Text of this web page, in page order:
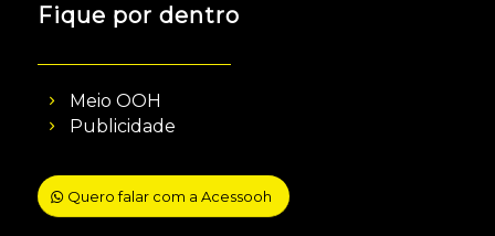
Fique por dentro
Meio OOH
Publicidade
Quero falar com a Acessooh